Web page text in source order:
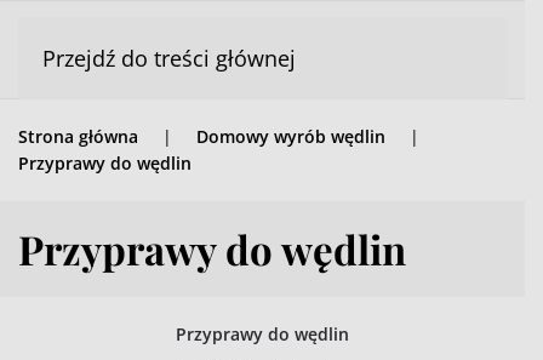
Przejdź do treści głównej
Strona główna
Domowy wyrób wędlin
Przyprawy do wędlin
Przyprawy do wędlin
Przyprawy do wędlin